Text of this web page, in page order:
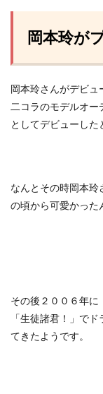
岡本玲が
岡本玲さんがデビ
二コラのモデルオ
としてデビューした
なんとその時岡本玲
の頃から可愛かった
その後２００６年に
「生徒諸君！」で
てきたようです。